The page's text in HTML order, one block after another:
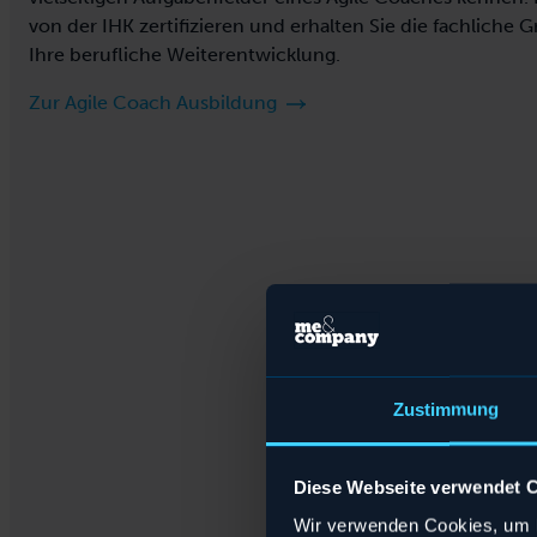
Zustimmung
Diese Webseite verwendet
Wir verwenden Cookies,
von der IHK zertifizieren und erhalten Sie die fachliche
Ihre berufliche Weiterentwicklung.
Zur Agile Coach Ausbildung